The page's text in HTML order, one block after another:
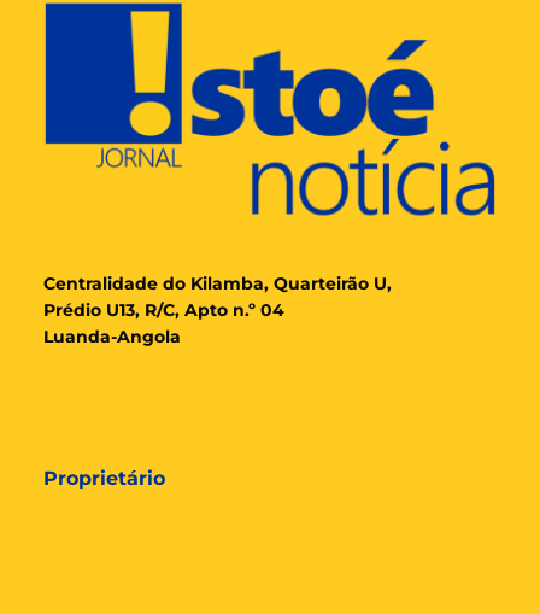
Centralidade do Kilamba, Quarteirão U,
Prédio U13, R/C, Apto n.º 04
Luanda-Angola
Proprietário